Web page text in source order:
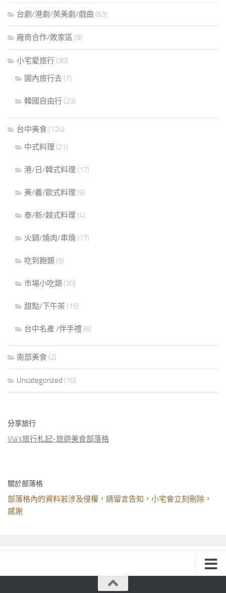
台劇/港劇/英美劇/戲曲 (63)
廠商合作/敗家區 (9)
小宅愛旅行 (30)
國內旅行去 (7)
韓國自由行 (23)
台中美食 (124)
中式料理 (21)
港/日/韓式料理 (17)
美/義/歐式料理 (9)
泰/新/越式料理 (4)
火鍋/燒肉/串燒 (17)
吃到飽類 (5)
市場小吃類 (30)
甜點/下午茶 (15)
台中名產 /伴手禮 (6)
南部美食 (2)
Uncategorized (10)
分享旅行
Via's旅行札記-旅遊美食部落格
關於部落格
部落格內的資料若涉及侵權，請留言告知，小宅會立刻刪除，
感謝